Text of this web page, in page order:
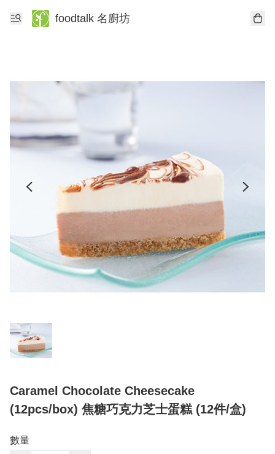
foodtalk 名廚坊
Caramel Chocolate Cheesecake
(12pcs/box) 焦糖巧克力芝士蛋糕 (12件/盒)
數量